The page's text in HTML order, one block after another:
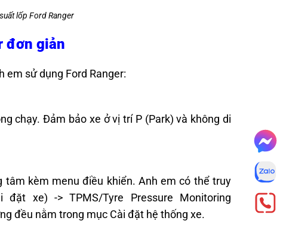
lốp Ford Ranger
đơn giản
em sử dụng Ford Ranger:
chạy. Đảm bảo xe ở vị trí P (Park) và không di
tâm kèm menu điều khiển. Anh em có thể truy
xe) -> TPMS/Tyre Pressure Monitoring
đều nằm trong mục Cài đặt hệ thống xe.